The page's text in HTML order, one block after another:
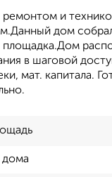
и
дом
площадка.Дом
в шаговой
мат. капитала.
дома